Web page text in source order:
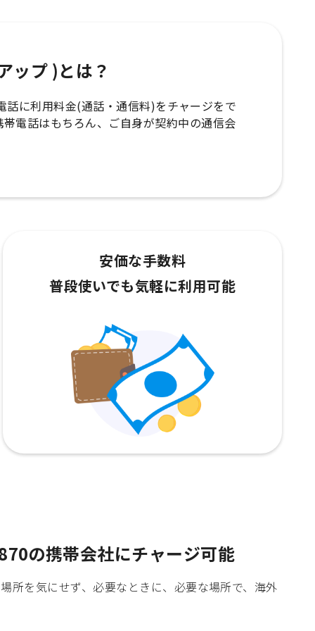
ップ )とは？
に利用料金(通話・通信料)をチャージをで
電話はもちろん、ご自身が契約中の通信会
安価な手数料
普段使いでも気軽に利用可能
の携帯会社にチャージ可能
所を気にせず、必要なときに、必要な場所で、海外